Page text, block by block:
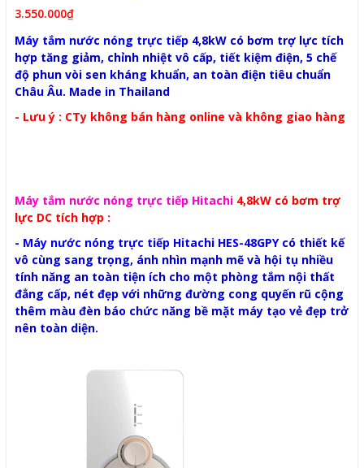
3.550.000₫
Máy tắm nước nóng trực tiếp 4,8kW có bơm trợ lực tích
hợp tăng giảm, chỉnh nhiệt vô cấp, tiết kiệm điện, 5 chế
độ phun vòi sen kháng khuẩn, an toàn điện tiêu chuẩn
Châu Âu. Made in Thailand
- Lưu ý : CTy không bán hàng online và không giao hàng
Máy tắm nước nóng trực tiếp Hitachi 4,8kW có bơm trợ
lực DC tích hợp :
- Máy nước nóng trực tiếp Hitachi HES-48GPYcó thiết kế
vô cùng sang trọng, ánh nhìn mạnh mẽ và hội tụ nhiều
tính năng an toàn tiện ích cho một phòng tắm nội thất
đẳng cấp, nét đẹp với những đường cong quyến rũ cộng
thêm màu đèn báo chức năng bề mặt máy tạo vẻ đẹp trở
nên toàn diện.